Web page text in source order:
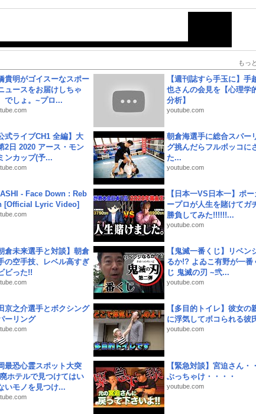
もっ
貴明がゴイスーなスポー
ュースをお届けしちゃ
でしょ。~プロ...
【週刊誌すら手玉に】手
也さんの会見を【心理学
分析】
youtube.com
式ライブCH1 全編】大
2日 2020 アース・モン
ンカップ(予...
朝倉海選手に総合スパー
グ挑んだらフルボッコに
た...
youtube.com
- Face Down : Reb
[Official Lyric Video]
【日本一VS日本一】ポー
ープロが人生を賭けてガ
勝負してみた!!!!!!...
youtube.com
倉未来選手と対談】朝倉
の空手技、レベル高すぎ
ビった!!
【鬼滅一番くじ】リベン
るか!? よゐこ有野が一番
じ 鬼滅の刃 ~弐...
youtube.com
京之介選手とボクシング
ーリング
【多目的トイレ】彼女の
に浮気してボコられる彼
youtube.com
最恐心霊スポット大突
ホテルで見つけてはい
いモノを見つけ...
【緊急対談】宮迫さん・
ぶっちゃけ・・・・
youtube.com